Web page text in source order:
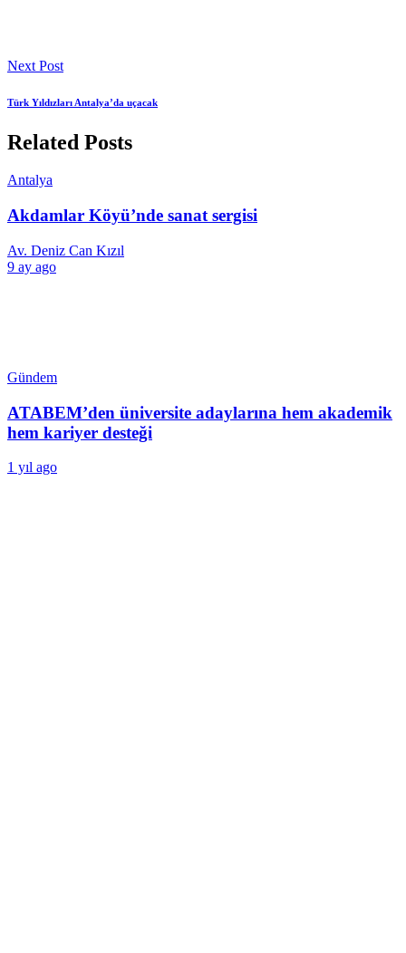
Next Post
Türk Yıldızları Antalya’da uçacak
Related Posts
Antalya
Akdamlar Köyü’nde sanat sergisi
Av. Deniz Can Kızıl
9 ay ago
Gündem
ATABEM’den üniversite adaylarına hem akademik
hem kariyer desteği
1 yıl ago